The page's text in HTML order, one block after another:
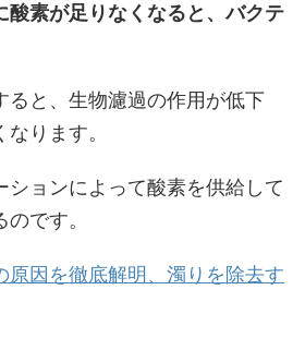
酸素が足りなくなると、バクテ
ると、生物濾過の作用が低下
ります。
ションによって酸素を供給して
です。
原因を徹底解明、濁りを除去す